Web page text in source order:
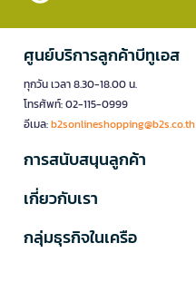
ศูนย์บริการลูกค้าบีทูเอส
ทุกวัน เวลา 8.30-18.00 น.
โทรศัพท์: 02-115-0999
อีเมล:b2sonlineshopping@b2s.co.th
การสนับสนุนลูกค้า
เกี่ยวกับเรา
กลุ่มธุรกิจในเครือ